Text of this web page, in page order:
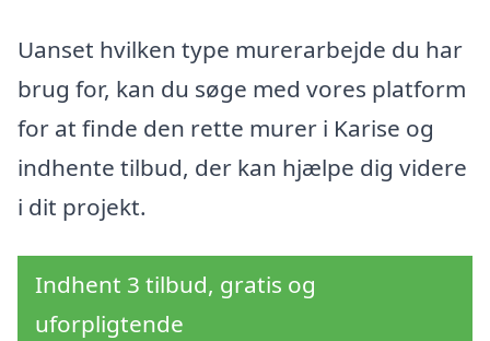
Uanset hvilken type murerarbejde du har
brug for, kan du søge med vores platform
for at finde den rette murer i Karise og
indhente tilbud, der kan hjælpe dig videre
i dit projekt.
Indhent 3 tilbud, gratis og
uforpligtende